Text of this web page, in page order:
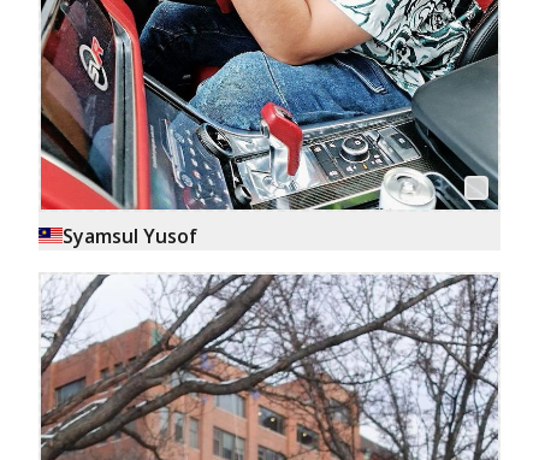
Syamsul Yusof